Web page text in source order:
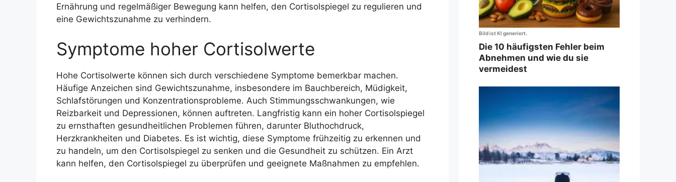
Ernährung und regelmäßiger Bewegung kann helfen, den Cortisolspiegel zu regulieren und
eine Gewichtszunahme zu verhindern.
Symptome hoher Cortisolwerte
Hohe Cortisolwerte können sich durch verschiedene Symptome bemerkbar machen.
Häufige Anzeichen sind Gewichtszunahme, insbesondere im Bauchbereich, Müdigkeit,
Schlafstörungen und Konzentrationsprobleme. Auch Stimmungsschwankungen, wie
Reizbarkeit und Depressionen, können auftreten. Langfristig kann ein hoher Cortisolspiegel
zu ernsthaften gesundheitlichen Problemen führen, darunter Bluthochdruck,
Herzkrankheiten und Diabetes. Es ist wichtig, diese Symptome frühzeitig zu erkennen und
zu handeln, um den Cortisolspiegel zu senken und die Gesundheit zu schützen. Ein Arzt
kann helfen, den Cortisolspiegel zu überprüfen und geeignete Maßnahmen zu empfehlen.
Bild ist KI generiert.
Die 10 häufigsten Fehler beim
Abnehmen und wie du sie
vermeidest